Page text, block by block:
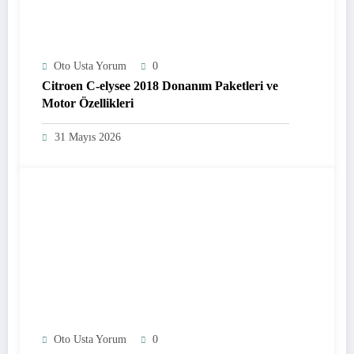
Oto Usta Yorum 0
Citroen C-elysee 2018 Donanım Paketleri ve
Motor Özellikleri
31 Mayıs 2026
Oto Usta Yorum 0